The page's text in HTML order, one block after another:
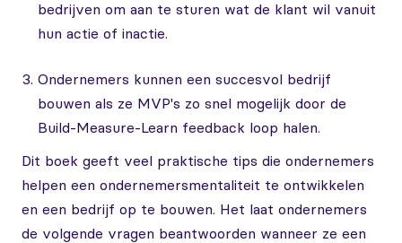
bedrijven om aan te sturen wat de klant wil vanuit
hun actie of inactie.
Ondernemers kunnen een succesvol bedrijf
bouwen als ze MVP's zo snel mogelijk door de
Build-Measure-Learn feedback loop halen.
Dit boek geeft veel praktische tips die ondernemers
helpen een ondernemersmentaliteit te ontwikkelen
en een bedrijf op te bouwen. Het laat ondernemers
de volgende vragen beantwoorden wanneer ze een